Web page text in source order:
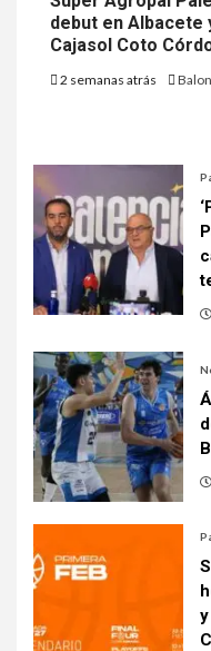
debut en Albacete
Cajasol Coto
2 semanas atrás